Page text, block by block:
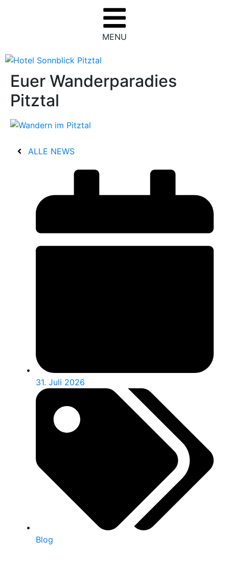
MENU
Euer Wanderparadies
Pitztal
ALLE NEWS
31. Juli 2026
Blog